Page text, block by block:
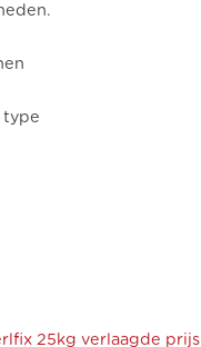
type
25kg verlaagde prijs